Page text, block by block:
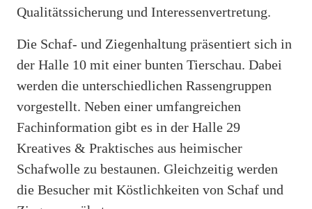
Qualitätssicherung und Interessenvertretung.
Die Schaf- und Ziegenhaltung präsentiert sich in
der Halle 10 mit einer bunten Tierschau. Dabei
werden die unterschiedlichen Rassengruppen
vorgestellt. Neben einer umfangreichen
Fachinformation gibt es in der Halle 29
Kreatives & Praktisches aus heimischer
Schafwolle zu bestaunen. Gleichzeitig werden
die Besucher mit Köstlichkeiten von Schaf und